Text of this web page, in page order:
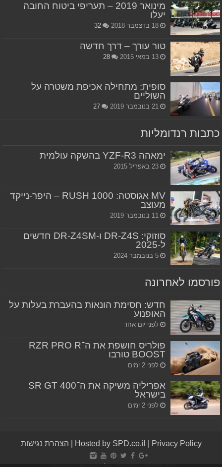
מינואר 2019 – תעריפי ביטוח החובה
יעלו
18 בדצמבר 2018 32
טור עורך – דרך חדשה
13 במאי 2015 28
סופית: מתחילה אכיפת משטרה על
השוליים
21 בנובמבר 2019 27
כתבות רנדומליות
ימאהה YZF-R3 בהשקה עולמית
23 באפריל 2015
MV אגוסטה: RUSH 1000 – היפר-נייקד
מעוצב
11 בנובמבר 2019
סוזוקי: DR-Z4S ו-DR-Z4SM חדשים
ל-2025
5 בנובמבר 2024
פורסמו לאחרונה
חדש: חסימת הונאות בהעברת בעלות על
האופנוע
לפני יום אחד
פולריס חושפת את ה־RZR PRO R
BOOST טורבו
לפני 2 ימים
אפריליה משיקה את ה־SR GT 400
בישראל
לפני 2 ימים
Hosted by SPD.co.il Privacy Policy הצהרת נגישות